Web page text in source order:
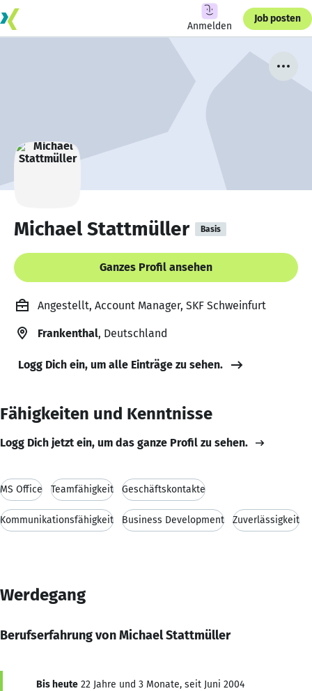
Anmelden
Job posten
Michael Stattmüller Basis
Ganzes Profil ansehen
Angestellt, Account Manager, SKF Schweinfurt
Frankenthal, Deutschland
Logg Dich ein, um alle Einträge zu sehen.
Fähigkeiten und Kenntnisse
Logg Dich jetzt ein, um das ganze Profil zu sehen.
MS Office Teamfähigkeit Geschäftskontakte
Kommunikationsfähigkeit Business Development Zuverlässigkeit
Werdegang
Berufserfahrung von Michael Stattmüller
Bis heute 22 Jahre und 3 Monate, seit Juni 2004